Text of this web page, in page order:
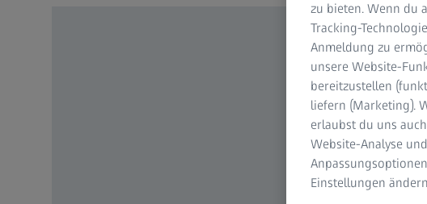
zu bieten. Wenn du
Tracking-
Anmeldung zu
unsere Website-
bereitzustellen
liefern (Marketing).
erlaubst du uns
Website-Analyse
Einstellungen